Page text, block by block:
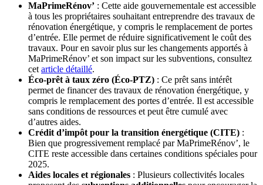
MaPrimeRénov’ : Cette aide gouvernementale est accessible
à tous les propriétaires souhaitant entreprendre des travaux de
rénovation énergétique, y compris le remplacement de portes
d’entrée. Elle permet de réduire significativement le coût des
travaux. Pour en savoir plus sur les changements apportés à
MaPrimeRénov’ et son impact sur les subventions, consultez
cet article détaillé.
Éco-prêt à taux zéro (Éco-PTZ) : Ce prêt sans intérêt
permet de financer des travaux de rénovation énergétique, y
compris le remplacement des portes d’entrée. Il est accessible
sans conditions de ressources et peut être cumulé avec
d’autres aides.
Crédit d’impôt pour la transition énergétique (CITE) :
Bien que progressivement remplacé par MaPrimeRénov’, le
CITE reste accessible dans certaines conditions spéciales pour
2025.
Aides locales et régionales : Plusieurs collectivités locales